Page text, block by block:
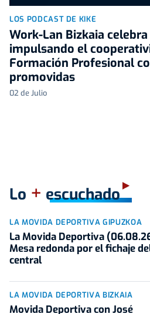
LOS PODCAST DE KIKE
Work-Lan Bizkaia
impulsando el
Formación Profesional
promovidas
02 de Julio
Lo + escuchado
LA MOVIDA DEPORTIVA GIPUZKOA
La Movida Deportiva
Mesa redonda por el fichaje
central
LA MOVIDA DEPORTIVA BIZKAIA
Movida Deportiva con José